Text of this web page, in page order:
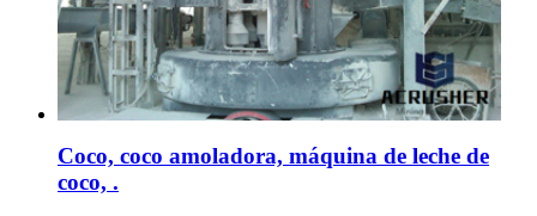
Coco, coco amoladora, máquina de leche de
coco, .